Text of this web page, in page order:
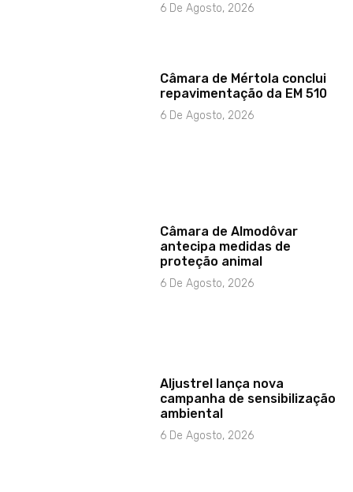
6 De Agosto, 2026
Câmara de Mértola conclui
repavimentação da EM 510
6 De Agosto, 2026
Câmara de Almodôvar
antecipa medidas de
proteção animal
6 De Agosto, 2026
Aljustrel lança nova
campanha de sensibilização
ambiental
6 De Agosto, 2026